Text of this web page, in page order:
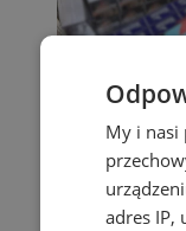
My i nasi
adres IP,